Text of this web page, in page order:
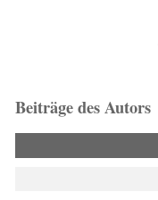
Beiträge des Autors